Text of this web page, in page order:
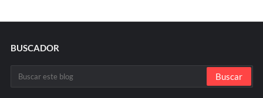
BUSCADOR